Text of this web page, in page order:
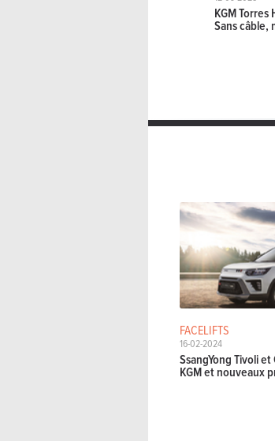
KGM
Sans câble,
FACELIFTS
16-02-2024
SsangYong Tivoli
KGM et nouveaux